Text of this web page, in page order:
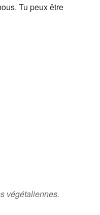
Tu peux être
végétaliennes.